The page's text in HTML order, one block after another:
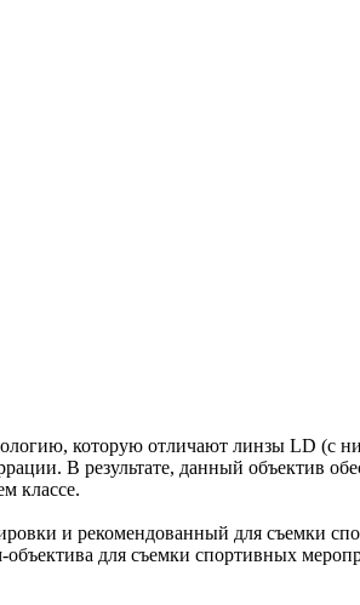
которую отличают линзы LD (с
В результате, данный объектив
классе.
и рекомендованный для съемки
для съемки спортивных